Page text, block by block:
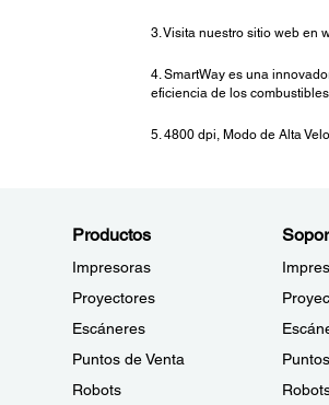
3. Visita nuestro sitio web en
4. SmartWay es una
eficiencia de los
5. 4800 dpi, Modo de Alta
Productos
Impresoras
Proyectores
Escáneres
Puntos de Venta
Robots